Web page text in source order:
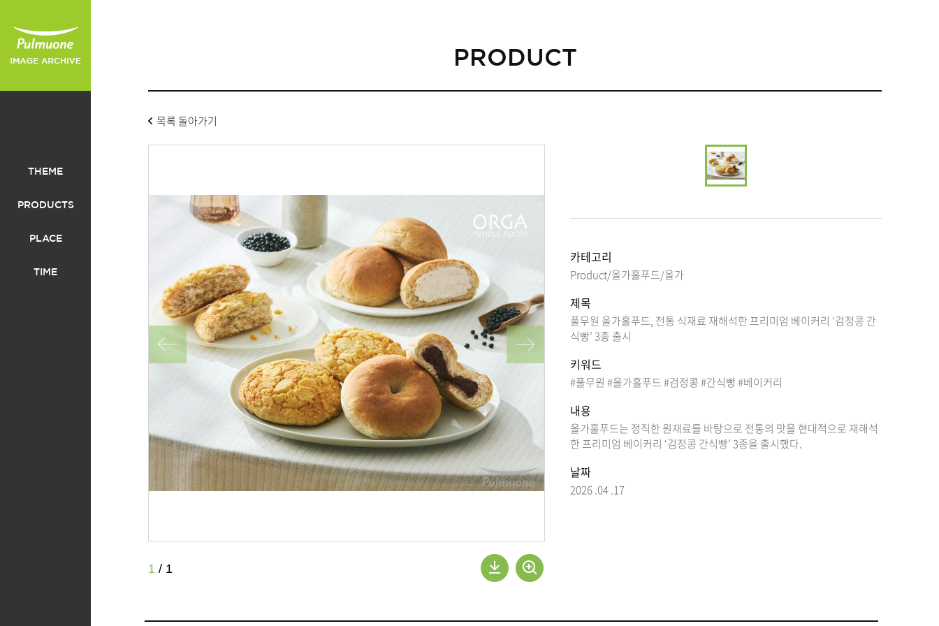
THEME
PRODUCTS
PLACE
TIME
PRODUCT
목록 돌아가기
1 / 1
카테고리
Product/올가홀푸드/올가
제목
풀무원 올가홀푸드, 전통 식재료 재해석한 프리미엄 베이커리 ‘검정콩 간
식빵’ 3종 출시
키워드
#풀무원 #올가홀푸드#검정콩#간식빵#베이커리
내용
올가홀푸드는 정직한 원재료를 바탕으로 전통의 맛을 현대적으로 재해석
한 프리미엄 베이커리 ‘검정콩 간식빵’ 3종을 출시했다.
날짜
2026 .04 .17